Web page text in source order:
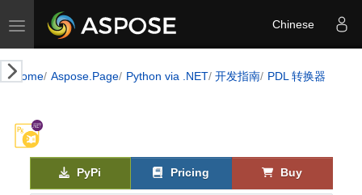
Toggle navigation Chinese
Home Aspose.Page Python via .NET 开发指南 PDL 转换器
PyPi Pricing Buy